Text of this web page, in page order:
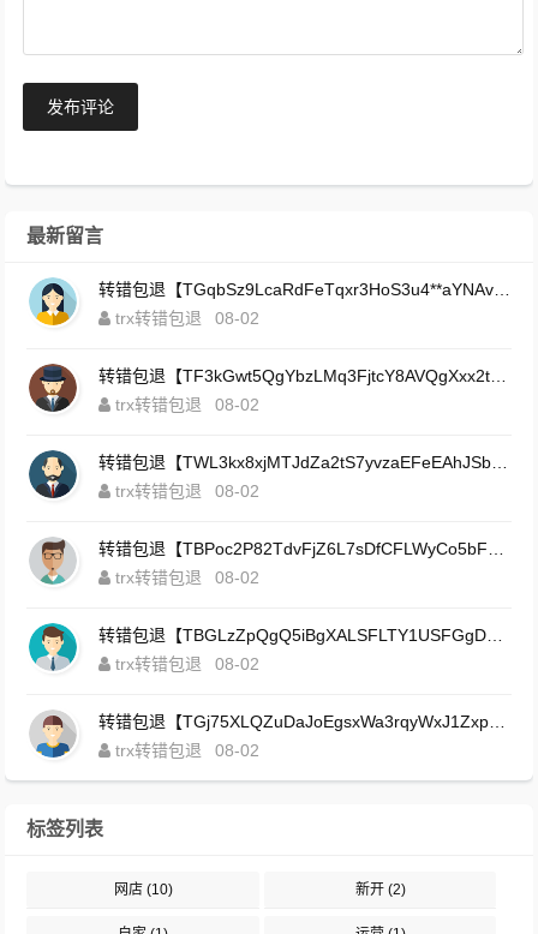
发布评论
最新留言
trx转错包退
08-02
trx转错包退
08-02
trx转错包退
08-02
trx转错包退
08-02
trx转错包退
08-02
trx转错包退
08-02
标签列表
网店(10) 新开(2)